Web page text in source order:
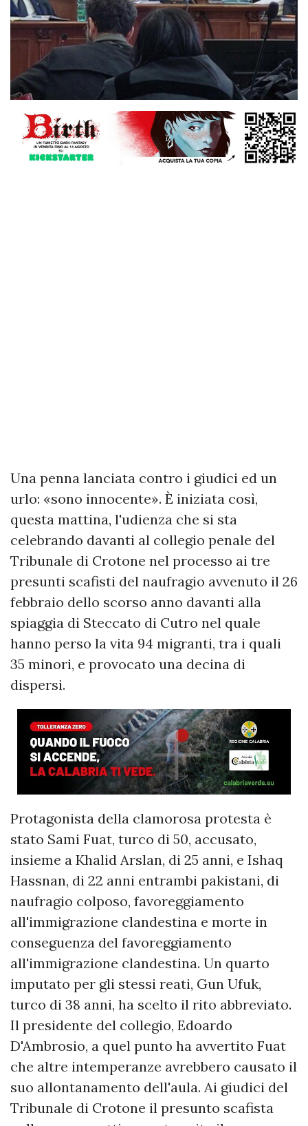
Una penna lanciata contro i giudici ed un
urlo: «sono innocente». È iniziata così,
questa mattina, l'udienza che si sta
celebrando davanti al collegio penale del
Tribunale di Crotone nel processo ai tre
presunti scafisti del naufragio avvenuto il 26
febbraio dello scorso anno davanti alla
spiaggia di Steccato di Cutro nel quale
hanno perso la vita 94 migranti, tra i quali
35 minori, e provocato una decina di
dispersi.
Protagonista della clamorosa protesta è
stato Sami Fuat, turco di 50, accusato,
insieme a Khalid Arslan, di 25 anni, e Ishaq
Hassnan, di 22 anni entrambi pakistani, di
naufragio colposo, favoreggiamento
all'immigrazione clandestina e morte in
conseguenza del favoreggiamento
all'immigrazione clandestina. Un quarto
imputato per gli stessi reati, Gun Ufuk,
turco di 38 anni, ha scelto il rito abbreviato.
Il presidente del collegio, Edoardo
D'Ambrosio, a quel punto ha avvertito Fuat
che altre intemperanze avrebbero causato il
suo allontanamento dell'aula. Ai giudici del
Tribunale di Crotone il presunto scafista